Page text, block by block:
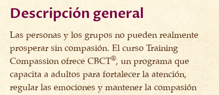
Descripción general
Las personas y los grupos no pueden realmente
prosperar sin compasión. El curso Training
Compassion ofrece CBCT®, un programa que
capacita a adultos para fortalecer la atención,
regular las emociones y mantener la compasión